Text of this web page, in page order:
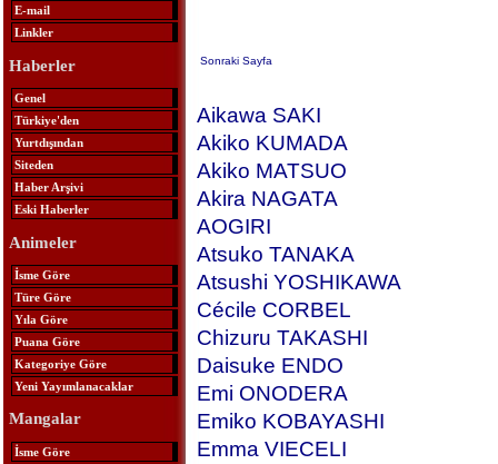
E-mail
Linkler
Haberler
Genel
Türkiye'den
Yurtdışından
Siteden
Haber Arşivi
Eski Haberler
Animeler
İsme Göre
Türe Göre
Yıla Göre
Puana Göre
Kategoriye Göre
Yeni Yayımlanacaklar
Mangalar
İsme Göre
Sonraki Sayfa
Aikawa SAKI
Akiko KUMADA
Akiko MATSUO
Akira NAGATA
AOGIRI
Atsuko TANAKA
Atsushi YOSHIKAWA
Cécile CORBEL
Chizuru TAKASHI
Daisuke ENDO
Emi ONODERA
Emiko KOBAYASHI
Emma VIECELI